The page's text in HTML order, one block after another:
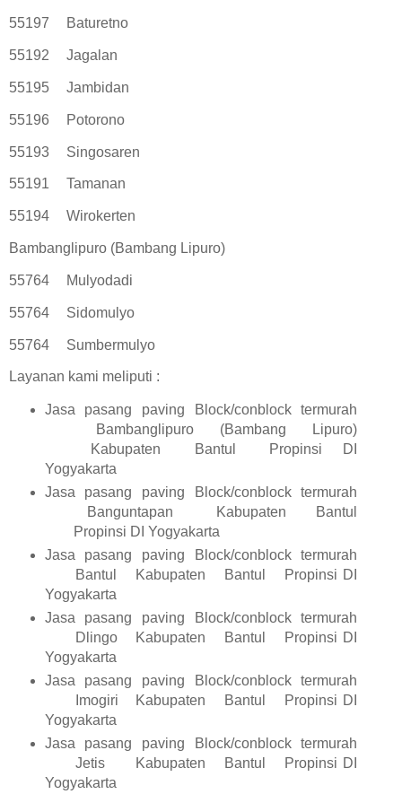
55197 Baturetno
55192 Jagalan
55195 Jambidan
55196 Potorono
55193 Singosaren
55191 Tamanan
55194 Wirokerten
Bambanglipuro (Bambang Lipuro)
55764 Mulyodadi
55764 Sidomulyo
55764 Sumbermulyo
Layanan kami meliputi :
Jasa pasang paving Block/conblock termurah
Bambanglipuro (Bambang Lipuro)
Kabupaten
Bantul
Propinsi DI
Yogyakarta
Jasa pasang paving Block/conblock termurah
Banguntapan
Kabupaten
Bantul
Propinsi DI Yogyakarta
Jasa pasang paving Block/conblock termurah
Bantul
Kabupaten Bantul
Propinsi DI
Yogyakarta
Jasa pasang paving Block/conblock termurah
Dlingo
Kabupaten Bantul
Propinsi DI
Yogyakarta
Jasa pasang paving Block/conblock termurah
Imogiri
Kabupaten Bantul
Propinsi DI
Yogyakarta
Jasa pasang paving Block/conblock termurah
Jetis
Kabupaten Bantul
Propinsi DI
Yogyakarta